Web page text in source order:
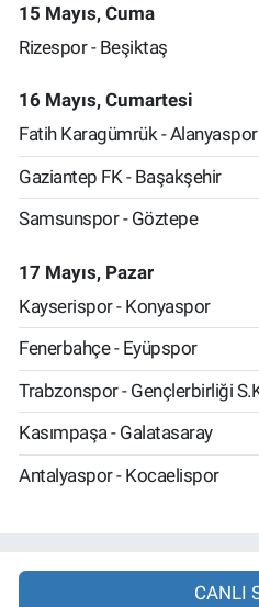
15 Mayıs, Cuma
Rizespor - Beşiktaş
16 Mayıs, Cumartesi
Fatih Karagümrük - Alanyaspor
Gaziantep FK - Başakşehir
Samsunspor - Göztepe
17 Mayıs, Pazar
Kayserispor - Konyaspor
Fenerbahçe - Eyüpspor
Trabzonspor - Gençlerbirliği
Kasımpaşa - Galatasaray
Antalyaspor - Kocaelispor
CANLI